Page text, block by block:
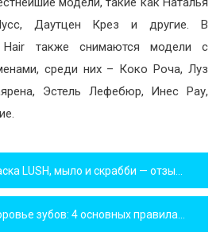
Даутцен Крез и другие. В
Hair также снимаются модели с
среди них – Коко Роча, Луз
Эстель Лефебюр, Инес Рау,
LUSH, мыло и скрабби — отзывы
Как сохранить здоровье зубов: 4 основных правила